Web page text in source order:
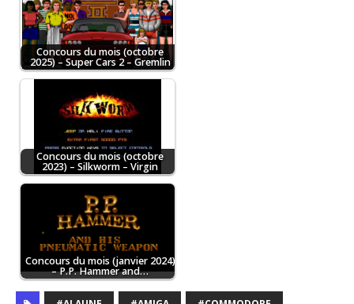
Concours du mois (octobre
2025) – Super Cars 2 – Gremlin
Concours du mois (octobre
2023) – Silkworm – Virgin
Concours du mois (janvier 2024)
– P.P. Hammer and…